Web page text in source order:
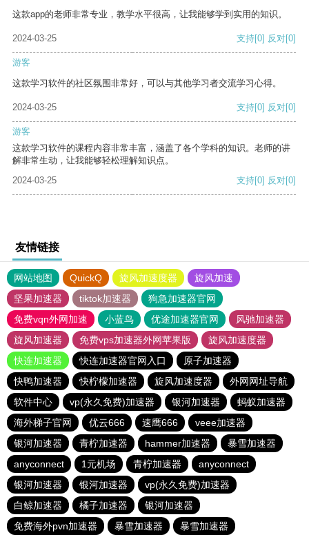
这款app的老师非常专业，教学水平很高，让我能够学到实用的知识。
2024-03-25 支持[0] 反对[0]
游客
这款学习软件的社区氛围非常好，可以与其他学习者交流学习心得。
2024-03-25 支持[0] 反对[0]
游客
这款学习软件的课程内容非常丰富，涵盖了各个学科的知识。老师的讲
解非常生动，让我能够轻松理解知识点。
2024-03-25
支持[0] 反对[0]
友情链接
网站地图 QuickQ 旋风加速度器
旋风加速
坚果加速器
tiktok加速器
狗急加速器官网
免费vqn外网加速
小蓝鸟 优途加速器官网
风驰加速器
旋风加速器
免费vps加速器外网苹果版
旋风加速度器
快连加速器
快连加速器官网入口
原子加速器
快鸭加速器
快柠檬加速器 旋风加速度器
外网网址导航
软件中心
vp(永久免费)加速器 银河加速器
蚂蚁加速器
海外梯子官网
优云666 速鹰666
veee加速器
银河加速器
青柠加速器 hammer加速器
暴雪加速器
anyconnect
1元机场 青柠加速器
anyconnect
银河加速器
银河加速器
vp(永久免费)加速器
白鲸加速器
橘子加速器
银河加速器
免费海外pvn加速器
暴雪加速器 暴雪加速器